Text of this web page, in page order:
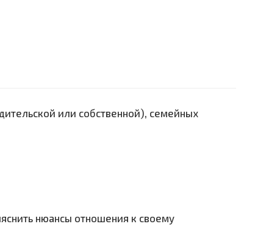
или собственной), семейных
нюансы отношения к своему